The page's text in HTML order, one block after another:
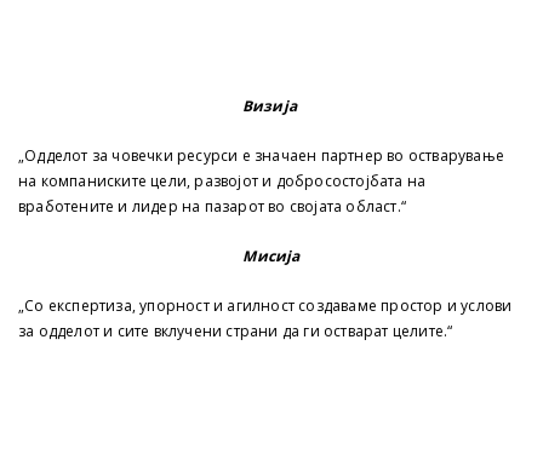
Визија
„Одделот за човечки ресурси е значаен партнер во остварување
на компаниските цели, развојот и добросостојбата на
вработените и лидер на пазарот во својата област.“
Мисија
„Со експертиза, упорност и агилност создаваме простор и услови
за одделот и сите вклучени страни да ги остварат целите.“